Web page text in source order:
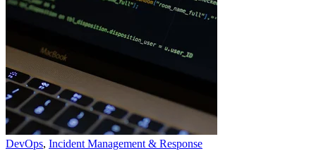
DevOps, Incident Management & Response